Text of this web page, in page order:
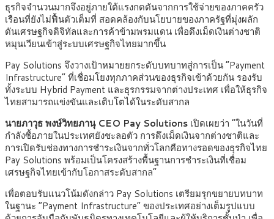
ธุรกิจจำนวนมากจึงอยู่ภายใต้แรงกดดันจากการใช้จ่ายของภาคครัว
เรือนที่ยังไม่ฟื้นตัวเต็มที่ สอดคล้องกับนโยบายของภาครัฐที่มุ่งผลัก
ดันเศรษฐกิจดิจิทัลและการค้าข้ามพรมแดน เพื่อดึงเม็ดเงินต่างชาติ
หมุนเวียนเข้าสู่ระบบเศรษฐกิจไทยมากขึ้น
Pay Solutions จึงวางเป้าหมายยกระดับบทบาทสู่การเป็น “Payment
Infrastructure” ที่เชื่อมโยงทุกภาคส่วนของธุรกิจเข้าด้วยกัน รองรับ
ทั้งระบบ Hybrid Payment และธุรกรรมจากต่างประเทศ เพื่อให้ธุรกิจ
ไทยสามารถแข่งขันและเติบโตได้ในระดับสากล
นายภาวุธ พงษ์วิทยภานุ CEO Pay Solutions เปิดเผยว่า “ในวันที่
กำลังซื้อภายในประเทศยังชะลอตัว การดึงเม็ดเงินจากต่างชาติและ
การเปิดรับช่องทางการชำระเงินจากทั่วโลกคือทางรอดของธุรกิจไทย
Pay Solutions พร้อมเป็นโครงสร้างพื้นฐานการชำระเงินที่เชื่อม
เศรษฐกิจไทยเข้ากับโอกาสระดับสากล”
เพื่อตอบรับแนวโน้มดังกล่าว Pay Solutions เตรียมรุกขยายบทบาท
ในฐานะ “Payment Infrastructure” ของประเทศอย่างเต็มรูปแบบ